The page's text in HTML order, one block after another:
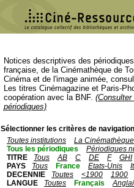
Notices descriptives des
française, de la Cinémathèque de
Cinéma et de l'image animée,
Les titres Cinémagazine et Paris-
coopération avec la BNF.
périodiques)
Sélectionner les critères de
Toutes institutions
La
Tous les périodiques
Périodiques
TITRE
Tous AB C DE F
GHI
PAYS
Tous France Etats-Unis
DECENNIE
Toutes <1900
1900
LANGUE
Toutes Français